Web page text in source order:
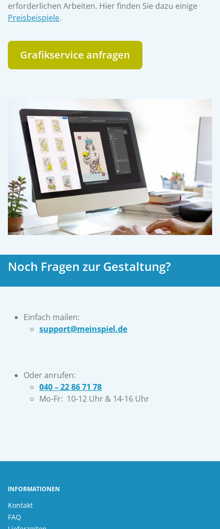
erforderlichen Arbeiten. Hier finden Sie dazu einige
Preisbeispiele.
Grafikservice anfragen
Noch Fragen zur Gestaltung?
Einfach mailen:
support@meinspiel.de
Oder anrufen:
040 – 22 86 71 78
Mo-Fr: 10-12 Uhr & 14-16 Uhr
INFORMATIONEN
Kontakt
FAQ